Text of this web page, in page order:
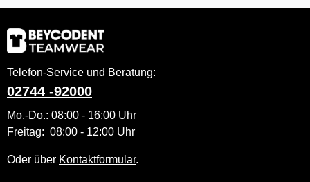
Telefon-Service und Beratung:
02744 -92000
Mo.-Do.: 08:00 - 16:00 Uhr
Freitag: 08:00 - 12:00 Uhr
Oder über Kontaktformular.